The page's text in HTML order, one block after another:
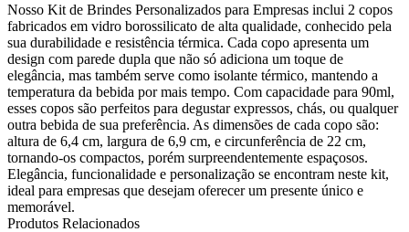
Nosso Kit de Brindes Personalizados para Empresas inclui 2 copos
fabricados em vidro borossilicato de alta qualidade, conhecido pela
sua durabilidade e resistência térmica. Cada copo apresenta um
design com parede dupla que não só adiciona um toque de
elegância, mas também serve como isolante térmico, mantendo a
temperatura da bebida por mais tempo. Com capacidade para 90ml,
esses copos são perfeitos para degustar expressos, chás, ou qualquer
outra bebida de sua preferência. As dimensões de cada copo são:
altura de 6,4 cm, largura de 6,9 cm, e circunferência de 22 cm,
tornando-os compactos, porém surpreendentemente espaçosos.
Elegância, funcionalidade e personalização se encontram neste kit,
ideal para empresas que desejam oferecer um presente único e
memorável.
Produtos Relacionados